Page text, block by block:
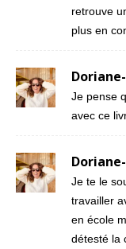
retrouve
plus en
Je pense
avec ce
Je te le
travailler
en école
détesté la